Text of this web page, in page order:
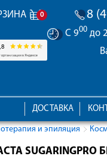
0 8
С 900 до
ДОСТАВКА
и эпиляция
SUGARINGPRO